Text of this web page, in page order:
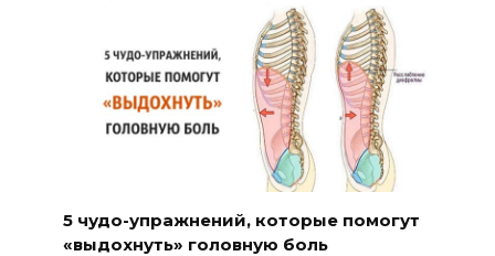
5 чудо-упражнений, которые помогут
«выдохнуть» головную боль